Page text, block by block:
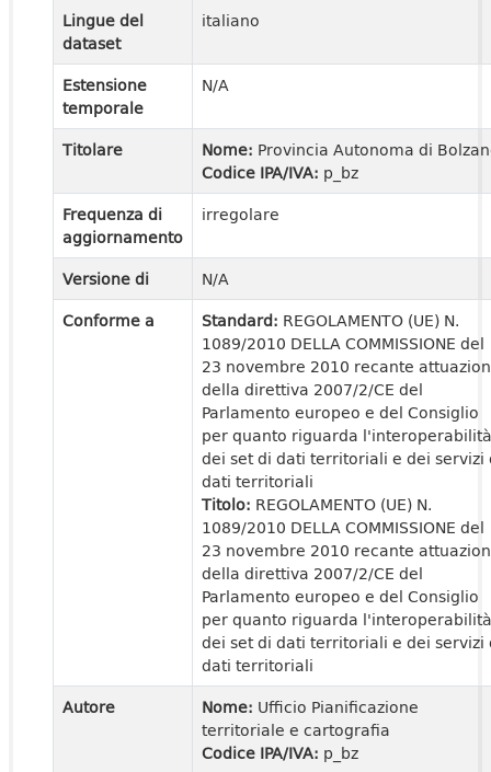
Lingue del
dataset
italiano
Estensione
temporale
N/A
Titolare Nome: Provincia Autonoma di
Codice IPA/IVA: p_bz
Frequenza di
aggiornamento
irregolare
Versione di
N/A
Conforme a
Standard: REGOLAMENTO (UE) N.
1089/2010 DELLA COMMISSIONE del
23 novembre 2010 recante
della direttiva 2007/2/CE del
Parlamento europeo e del Consiglio
per quanto riguarda l'interoperabilità
dei set di dati territoriali e dei servizi
dati territoriali
Titolo: REGOLAMENTO (UE) N.
1089/2010 DELLA COMMISSIONE del
23 novembre 2010 recante
della direttiva 2007/2/CE del
Parlamento europeo e del Consiglio
per quanto riguarda l'interoperabilità
dei set di dati territoriali e dei servizi
dati territoriali
Autore
Nome: Ufficio Pianificazione
territoriale e cartografia
Codice IPA/IVA: p_bz